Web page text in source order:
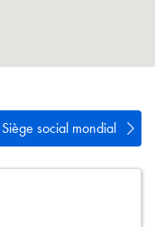
Siège social mondial